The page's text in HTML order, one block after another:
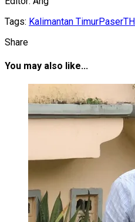
Tags: Kalimantan TimurPaser
Share
You may also like...